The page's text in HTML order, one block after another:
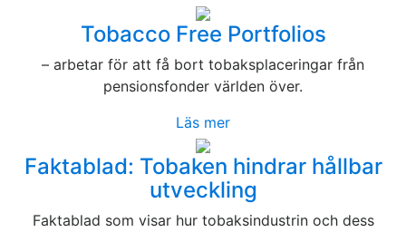
Tobacco Free Portfolios
– arbetar för att få bort tobaksplaceringar från
pensionsfonder världen över.
Läs mer
Faktablad: Tobaken hindrar hållbar
utveckling
Faktablad som visar hur tobaksindustrin och dess